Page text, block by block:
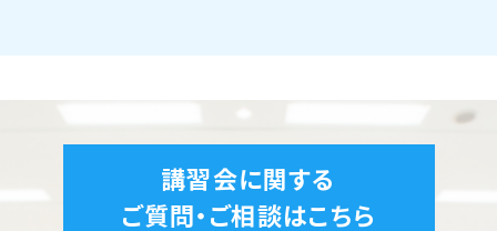
講習会に関する
ご質問・ご相談はこちら